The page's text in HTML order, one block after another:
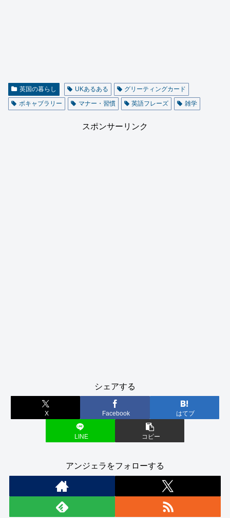
英国の暮らし UKあるある
グリーティングカード
ボキャブラリー
マナー・習慣 英語フレーズ 雑学
スポンサーリンク
シェアする
X Facebook はてブ
LINE コピー
アンジェラをフォローする